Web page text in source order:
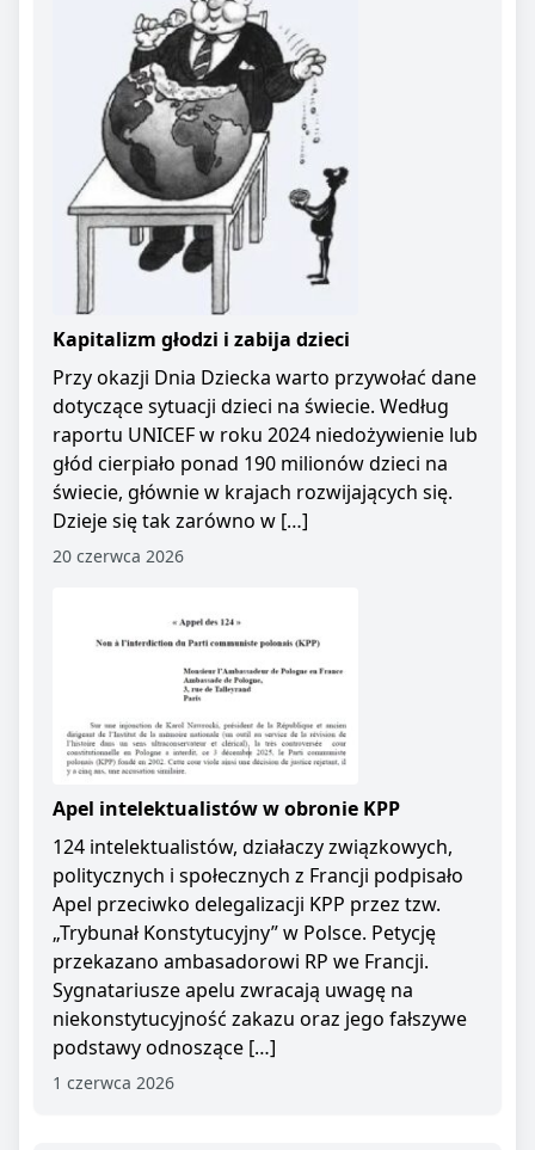
Kapitalizm głodzi i zabija dzieci
Przy okazji Dnia Dziecka warto przywołać dane
dotyczące sytuacji dzieci na świecie. Według
raportu UNICEF w roku 2024 niedożywienie lub
głód cierpiało ponad 190 milionów dzieci na
świecie, głównie w krajach rozwijających się.
Dzieje się tak zarówno w […]
20 czerwca 2026
Apel intelektualistów w obronie KPP
124 intelektualistów, działaczy związkowych,
politycznych i społecznych z Francji podpisało
Apel przeciwko delegalizacji KPP przez tzw.
„Trybunał Konstytucyjny” w Polsce. Petycję
przekazano ambasadorowi RP we Francji.
Sygnatariusze apelu zwracają uwagę na
niekonstytucyjność zakazu oraz jego fałszywe
podstawy odnoszące […]
1 czerwca 2026